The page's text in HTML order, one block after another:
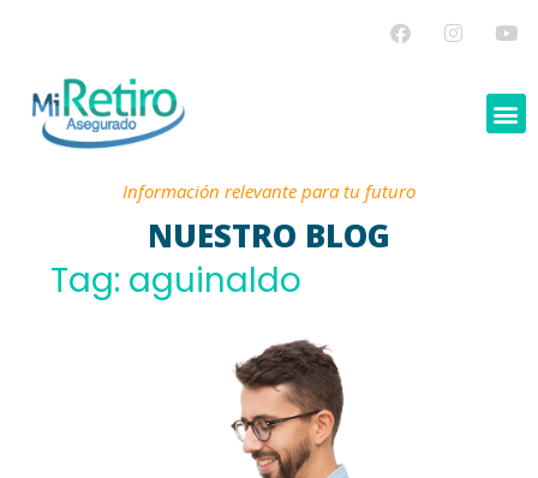
Información relevante para tu futuro
NUESTRO BLOG
Tag: aguinaldo